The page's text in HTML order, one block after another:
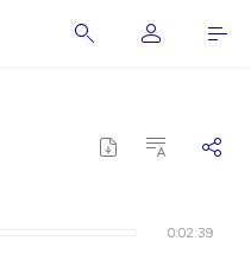
0:02:39
0:02:39